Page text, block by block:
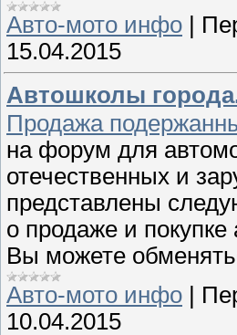
Авто-мото инфо
15.04.2015
Автошколы
Продажа
на форум для
отечественных и
представлены
о продаже и
Вы можете
Авто-мото инфо |
10.04.2015